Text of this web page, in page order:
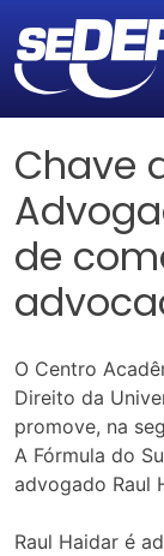
Chave
de
O Centro
Direito da
promove, na
A Fórmula do
advogado Raul
Raul Haidar é